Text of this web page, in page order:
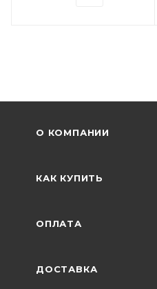
О КОМПАНИИ
КАК КУПИТЬ
ОПЛАТА
ДОСТАВКА